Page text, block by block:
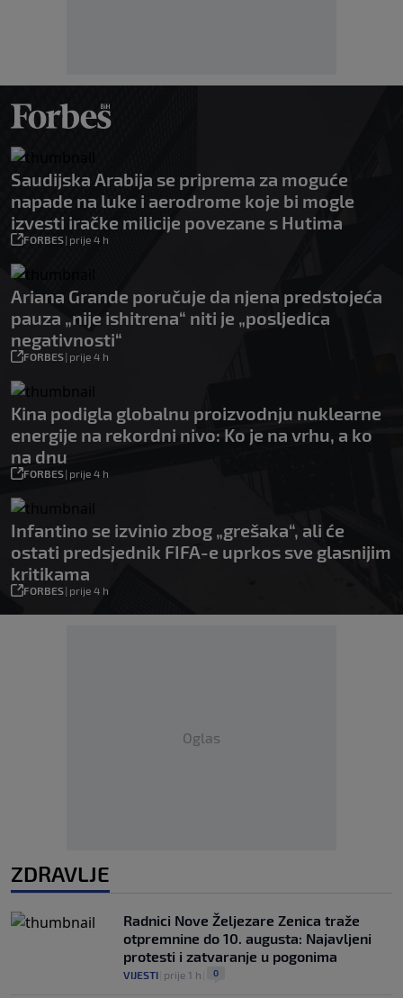
Saudijska Arabija se priprema za moguće
napade na luke i aerodrome koje bi mogle
izvesti iračke milicije povezane s Hutima
FORBES| prije 4 h
Ariana Grande poručuje da njena predstojeća
pauza „nije ishitrena“ niti je „posljedica
negativnosti“
FORBES| prije 4 h
Kina podigla globalnu proizvodnju nuklearne
energije na rekordni nivo: Ko je na vrhu, a ko
na dnu
FORBES| prije 4 h
Infantino se izvinio zbog „grešaka“, ali će
ostati predsjednik FIFA-e uprkos sve glasnijim
kritikama
FORBES| prije 4 h
Oglas
ZDRAVLJE
Radnici Nove Željezare Zenica traže
otpremnine do 10. augusta: Najavljeni
protesti i zatvaranje u pogonima
VIJESTI prije 1 h 0